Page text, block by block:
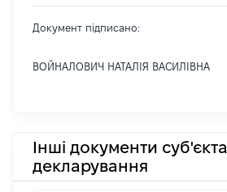
Документ підписано:
ВОЙНАЛОВИЧ НАТАЛІЯ ВАСИЛІВНА
Інші документи суб'єкта
декларування